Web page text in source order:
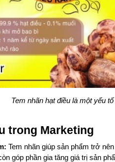
Tem nhãn hạt điều là một yếu
trong Marketing
Tem nhãn giúp sản phẩm trở
góp phần gia tăng giá trị sản